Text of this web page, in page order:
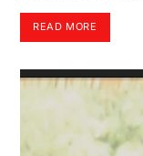
READ MORE